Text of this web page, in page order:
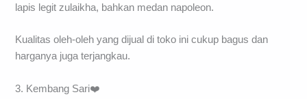
lapis legit zulaikha, bahkan medan napoleon.
Kualitas oleh-oleh yang dijual di toko ini cukup bagus dan
harganya juga terjangkau.
3. Kembang Sari❤️